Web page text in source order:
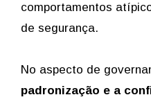
comportamentos
de segurança.
No aspecto de
padronização e a